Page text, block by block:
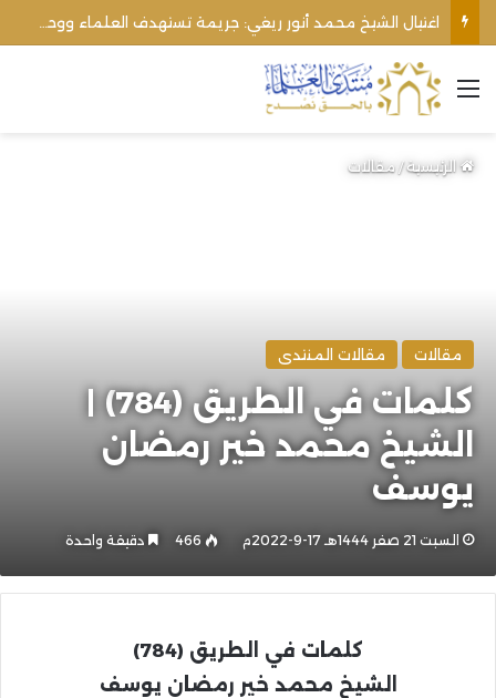
القائمة
الرئيسية/مقالات
مقالات مقالات المنتدى
كلمات في الطريق (784) |
الشيخ محمد خير رمضان
يوسف
السبت 21 صفر 1444هـ 17-9-2022م 466 دقيقة واحدة
كلمات في الطريق (784)
الشيخ محمد خير رمضان يوسف